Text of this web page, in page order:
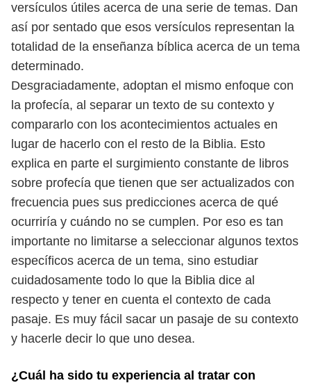
versículos útiles acerca de una serie de temas. Dan
así por sentado que esos versículos representan la
totalidad de la enseñanza bíblica acerca de un tema
determinado.
Desgraciadamente, adoptan el mismo enfoque con
la profecía, al separar un texto de su contexto y
compararlo con los acontecimientos actuales en
lugar de hacerlo con el resto de la Biblia. Esto
explica en parte el surgimiento constante de libros
sobre profecía que tienen que ser actualizados con
frecuencia pues sus predicciones acerca de qué
ocurriría y cuándo no se cumplen. Por eso es tan
importante no limitarse a seleccionar algunos textos
específicos acerca de un tema, sino estudiar
cuidadosamente todo lo que la Biblia dice al
respecto y tener en cuenta el contexto de cada
pasaje. Es muy fácil sacar un pasaje de su contexto
y hacerle decir lo que uno desea.
¿Cuál ha sido tu experiencia al tratar con